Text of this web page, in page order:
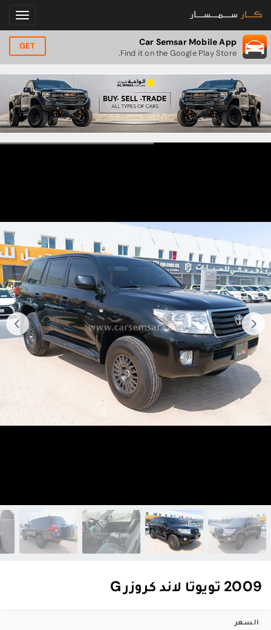
Car Semsar Mobile App
Find it on the Google Play Store.
GET
2009 تويوتا لاند كروزر G
السعر